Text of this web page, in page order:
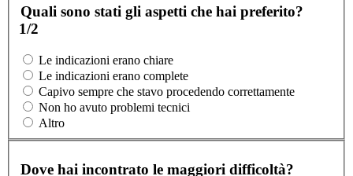
Quali sono stati gli aspetti che hai preferito?
1/2
Le indicazioni erano chiare
Le indicazioni erano complete
Capivo sempre che stavo procedendo correttamente
Non ho avuto problemi tecnici
Altro
Dove hai incontrato le maggiori difficoltà?